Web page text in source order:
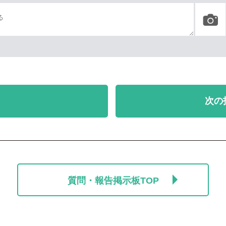
次の
質問・報告掲示板TOP